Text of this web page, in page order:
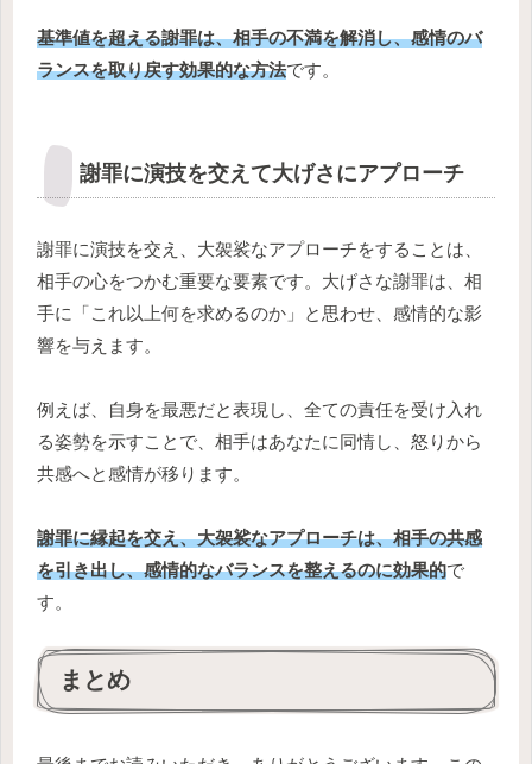
基準値を超える謝罪は、相手の不満を解消し、感情のバ
ランスを取り戻す効果的な方法です。
謝罪に演技を交えて大げさにアプローチ
謝罪に演技を交え、大袈裟なアプローチをすることは、
相手の心をつかむ重要な要素です。大げさな謝罪は、相
手に「これ以上何を求めるのか」と思わせ、感情的な影
響を与えます。
例えば、自身を最悪だと表現し、全ての責任を受け入れ
る姿勢を示すことで、相手はあなたに同情し、怒りから
共感へと感情が移ります。
謝罪に縁起を交え、大袈裟なアプローチは、相手の共感
を引き出し、感情的なバランスを整えるのに効果的で
す。
まとめ